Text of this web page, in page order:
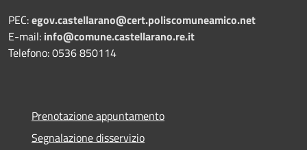
PEC:egov.castellarano@cert.poliscomuneamico.net
E-mail: info@comune.castellarano.re.it
Telefono: 0536 850114
Prenotazione appuntamento
Segnalazione disservizio